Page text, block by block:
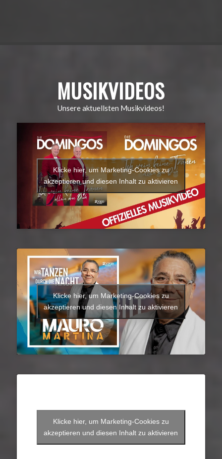
MUSIKVIDEOS
Unsere aktuellsten Musikvideos!
Klicke hier, um Marketing-Cookies zu
akzeptieren und diesen Inhalt zu aktivieren
Klicke hier, um Marketing-Cookies zu
akzeptieren und diesen Inhalt zu aktivieren
Klicke hier, um Marketing-Cookies zu
akzeptieren und diesen Inhalt zu aktivieren